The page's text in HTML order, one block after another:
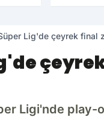
Lig'de çeyrek final
Ligi'nde play-